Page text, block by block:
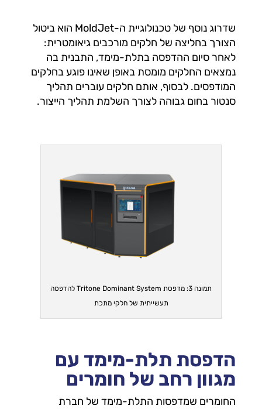
שדרוג נוסף של טכנולוגיית ה-MoldJet הוא ביטול
הצורך בחליצה של חלקים מורכבים גיאומטרית:
לאחר סיום ההדפסה בתלת-מימד, התבנית בה
נמצאים החלקים מומסת באופן שאינו פוגע בחלקים
המודפסים. לבסוף, אותם חלקים עוברים תהליך
סנטור בחום גבוהה לצורך השלמת תהליך הייצור.
תמונה 3: מדפסת Tritone Dominant System להדפסה
תעשייתית של חלקי מתכת
הדפסת תלת-מימד עם
מגוון רחב של חומרים
החומרים שמדפסות התלת-מימד של חברת